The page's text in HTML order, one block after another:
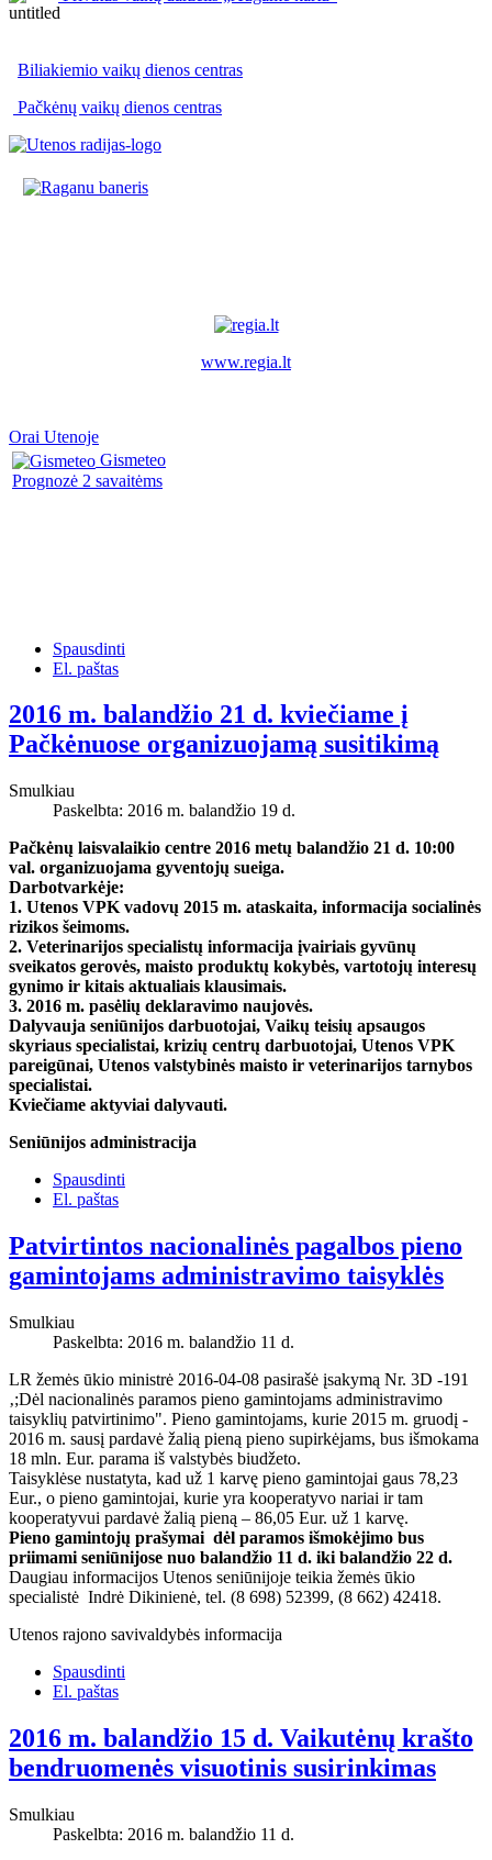
Biliakiemio vaikų dienos centras
Pačkėnų vaikų dienos centras
www.regia.lt
Orai Utenoje
Gismeteo
Prognozė 2 savaitėms
Spausdinti
El. paštas
2016 m. balandžio 21 d. kviečiame į
Pačkėnuose organizuojamą susitikimą
Smulkiau
Paskelbta: 2016 m. balandžio 19 d.
Pačkėnų laisvalaikio centre 2016 metų balandžio 21 d. 10:00
val. organizuojama gyventojų sueiga.
Darbotvarkėje:
1. Utenos VPK vadovų 2015 m. ataskaita, informacija socialinės
rizikos šeimoms.
2. Veterinarijos specialistų informacija įvairiais gyvūnų
sveikatos gerovės, maisto produktų kokybės, vartotojų interesų
gynimo ir kitais aktualiais klausimais.
3. 2016 m. pasėlių deklaravimo naujovės.
Dalyvauja seniūnijos darbuotojai, Vaikų teisių apsaugos
skyriaus specialistai, krizių centrų darbuotojai, Utenos VPK
pareigūnai, Utenos valstybinės maisto ir veterinarijos tarnybos
specialistai.
Kviečiame aktyviai dalyvauti.
Seniūnijos administracija
Spausdinti
El. paštas
Patvirtintos nacionalinės pagalbos pieno
gamintojams administravimo taisyklės
Smulkiau
Paskelbta: 2016 m. balandžio 11 d.
LR žemės ūkio ministrė 2016-04-08 pasirašė įsakymą Nr. 3D -191
‚;Dėl nacionalinės paramos pieno gamintojams administravimo
taisyklių patvirtinimo". Pieno gamintojams, kurie 2015 m. gruodį -
2016 m. sausį pardavė žalią pieną pieno supirkėjams, bus išmokama
18 mln. Eur. parama iš valstybės biudžeto.
Taisyklėse nustatyta, kad už 1 karvę pieno gamintojai gaus 78,23
Eur., o pieno gamintojai, kurie yra kooperatyvo nariai ir tam
kooperatyvui pardavė žalią pieną – 86,05 Eur. už 1 karvę.
Pieno gamintojų prašymai dėl paramos išmokėjimo bus
priimami seniūnijose nuo balandžio 11 d. iki balandžio 22 d.
Daugiau informacijos Utenos seniūnijoje teikia žemės ūkio
specialistė Indrė Dikinienė, tel. (8 698) 52399, (8 662) 42418.
Utenos rajono savivaldybės informacija
Spausdinti
El. paštas
2016 m. balandžio 15 d. Vaikutėnų krašto
bendruomenės visuotinis susirinkimas
Smulkiau
Paskelbta: 2016 m. balandžio 11 d.